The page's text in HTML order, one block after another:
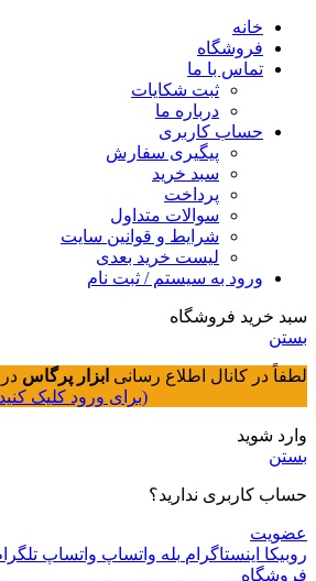
خانه
فروشگاه
تماس با ما
ثبت شکایات
درباره ما
حساب کاربری
پیگیری سفارش
سبد خرید
پرداخت
سوالات متداول
شرایط و قوانین سایت
لیست خرید بعدی
ورود به سیستم / ثبت نام
سبد خرید فروشگاه
بستن
لطفاً در کانال اطلاع رسانی ابزار پرگاس
(برای ورود کلیک
وارد شوید
بستن
حساب کاربری ندارید؟
عضویت
روبیکا اینستاگرام بله واتساپ واتساپ
فروشگاه